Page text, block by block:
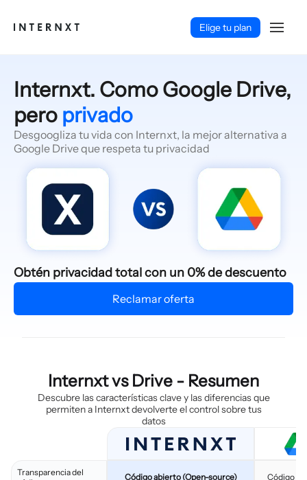
Elige tu plan
Internxt. Como Google Drive,
pero privado
Desgoogliza tu vida con Internxt, la mejor alternativa a
Google Drive que respeta tu privacidad
Obtén privacidad total con un 0% de descuento
Reclamar oferta
Internxt vs Drive - Resumen
Descubre las características clave y las diferencias que
permiten a Internxt devolverte el control sobre tus
datos
Transparencia del
Código abierto (Open-source) Código